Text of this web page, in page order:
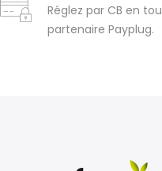
Réglez par CB en
partenaire Payplug.